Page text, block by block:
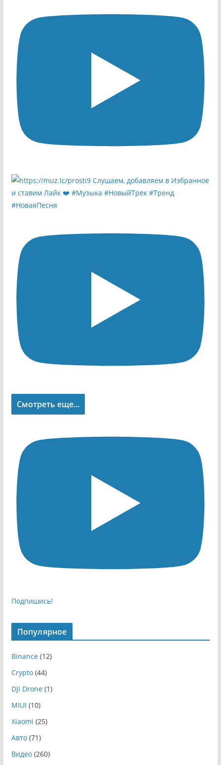
Смотреть еще...
Подпишись!
Популярное
Binance(12)
Crypto(44)
DJI Drone(1)
MIUI (10)
Xiaomi (25)
Авто(71)
Видео(260)